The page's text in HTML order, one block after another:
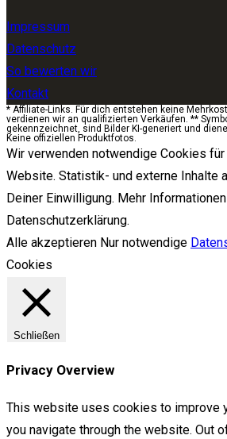
Impressum
Datenschutz
So bewerten wir
Kontakt
* Affiliate-Links. Für dich entstehen keine
verdienen wir an qualifizierten Verkäufen. **
gekennzeichnet, sind Bilder KI-generiert und
Keine offiziellen Produktfotos.
Wir verwenden notwendige Cookies
Website. Statistik- und externe Inhalte
Deiner Einwilligung. Mehr
Datenschutzerklärung.
Alle akzeptieren Nur notwendige
Cookies
Schließen
Privacy Overview
This website uses cookies to improve
you navigate through the website. Out